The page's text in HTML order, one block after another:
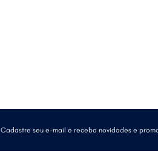
Cadastre seu e-mail e receba novidades e